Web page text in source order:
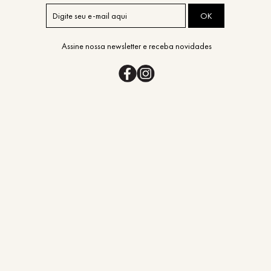
OK
Assine nossa newsletter e receba novidades